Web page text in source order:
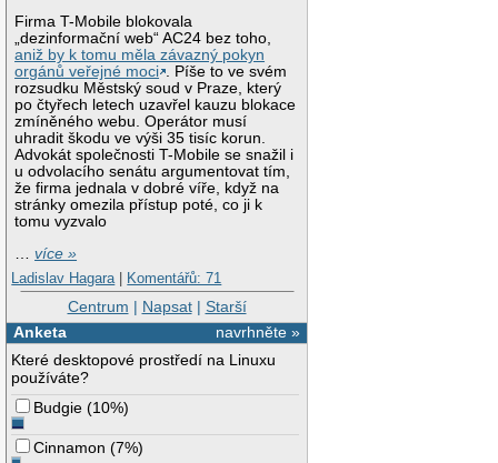
Firma T-Mobile blokovala
„dezinformační web“ AC24 bez toho,
aniž by k tomu měla závazný pokyn
orgánů veřejné moci . Píše to ve svém
rozsudku Městský soud v Praze, který
po čtyřech letech uzavřel kauzu blokace
zmíněného webu. Operátor musí
uhradit škodu ve výši 35 tisíc korun.
Advokát společnosti T-Mobile se snažil i
u odvolacího senátu argumentovat tím,
že firma jednala v dobré víře, když na
stránky omezila přístup poté, co ji k
tomu vyzvalo
…více »
Ladislav Hagara | Komentářů: 71
Centrum | Napsat| Starší
navrhněte »
Anketa
Které desktopové prostředí na Linuxu
používáte?
Budgie (10%)
Cinnamon (7%)